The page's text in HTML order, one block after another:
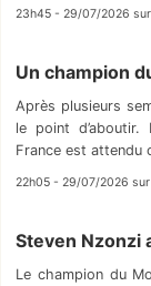
23h45 - 29/07/2026
Un champion
Après plusieurs
le point d’aboutir.
France est attendu
22h05 - 29/07/2026
Steven Nzonzi
Le champion du